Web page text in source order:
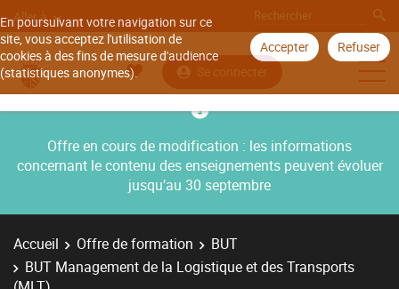
En poursuivant votre navigation sur ce
site, vous acceptez l'utilisation de
cookies à des fins de mesure d'audience
(statistiques anonymes).
Accepter Refuser
Aller à
Se connecter
Offre en cours de modification : les informations
concernant le contenu des enseignements peuvent évoluer
jusqu’au 30 septembre
Accueil Offre de formation
BUT
BUT Management de la Logistique et des Transports